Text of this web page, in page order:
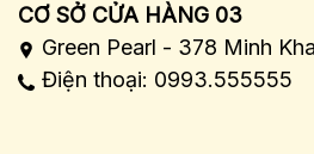
CƠ SỞ CỬA HÀNG 03
Green Pearl - 378 Minh
Điện thoại: 0993.555555